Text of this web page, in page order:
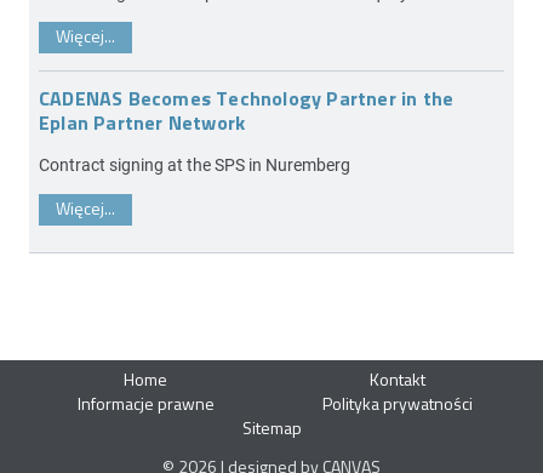
Więcej...
CADENAS Becomes Technology Partner in the
Eplan Partner Network
Contract signing at the SPS in Nuremberg
Więcej...
Home
Kontakt
Informacje prawne
Polityka prywatności
Sitemap
© 2026 | designed by CANVAS